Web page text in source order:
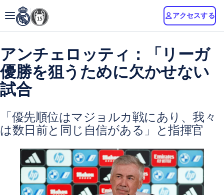
アクセスする
アンチェロッティ：「リーガ
優勝を狙うために欠かせない
試合
「優先順位はマジョルカ戦にあり、我々
は数日前と同じ自信がある」と指揮官